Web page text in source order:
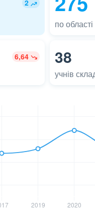
2
по області
6,64 38
учнів